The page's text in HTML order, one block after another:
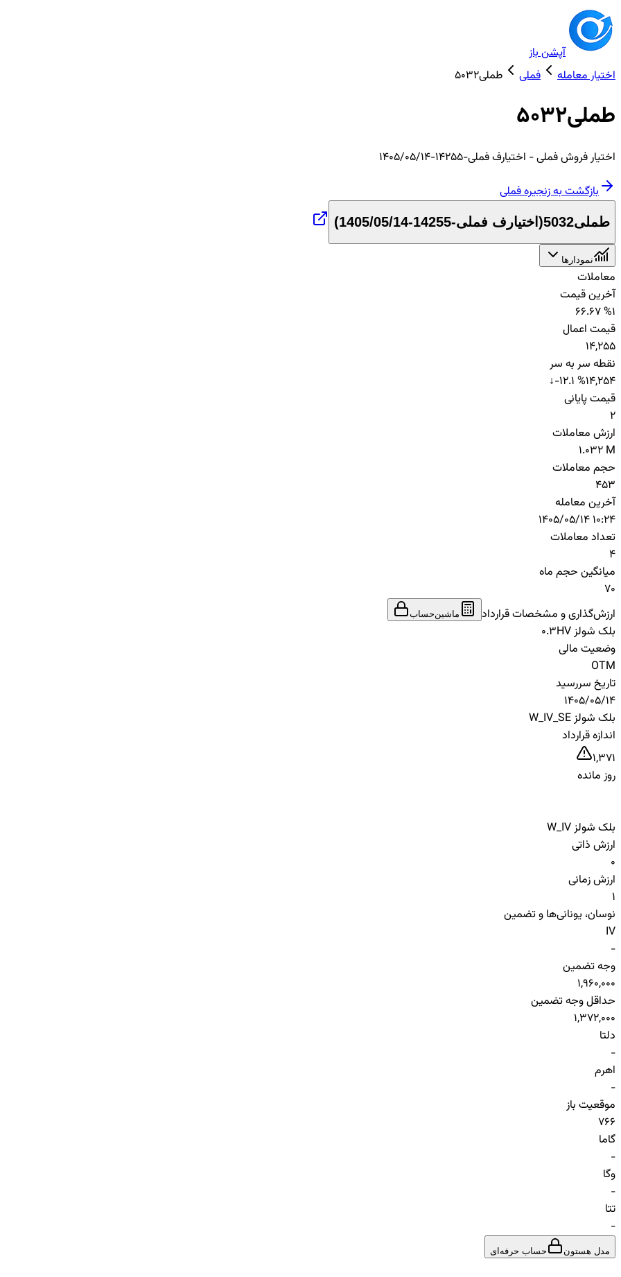
آپشن باز
اختیار معامله
فملی طملی5032
طملی5032
اختیارفروشفملی- اختیارف فملی-14255-1405/05/14
بازگشت به زنجیرهفملی
طملی5032 ( اختیارف فملی-14255-1405/05/14 )
نمودارها
معاملات
آخرین قیمت
1
66.67 %
قیمت اعمال
14,255
نقطه سر به سر
14,254
↓-12.1 %
قیمت پایانی
2
ارزش معاملات
1.032 M
حجم معاملات
453
آخرین معامله
1405/05/14 10:24
تعداد معاملات
4
میانگین حجم ماه
70
ارزش‌گذاری و مشخصات قرارداد
ماشین‌حساب
بلک شولز HV
0.3
وضعیت مالی
OTM
تاریخ سررسید
1405/05/14
بلک شولز W_IV_SE
اندازه قرارداد
1,371
روز مانده
بلک شولز W_IV
ارزش ذاتی
0
ارزش زمانی
1
نوسان، یونانی‌ها و تضمین
IV
-
وجه تضمین
1,960,000
حداقل وجه تضمین
1,372,000
دلتا
-
اهرم
-
موقعیت باز
766
گاما
-
وگا
-
تتا
-
مدل هستون حساب حرفه‌ای